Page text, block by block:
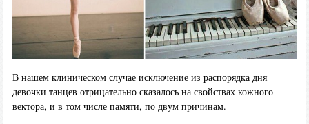
В нашем клиническом случае исключение из распорядка дня
девочки танцев отрицательно сказалось на свойствах кожного
вектора, и в том числе памяти, по двум причинам.